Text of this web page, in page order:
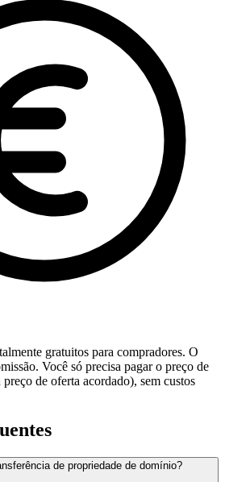
gratuitos para compradores. O
Você só precisa pagar o preço de
de oferta acordado), sem custos
de propriedade de domínio?